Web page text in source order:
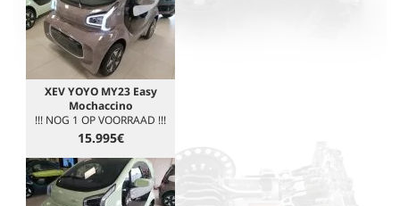
XEV YOYO MY23 Easy
Mochaccino
!!! NOG 1 OP VOORRAAD !!!
15.995€